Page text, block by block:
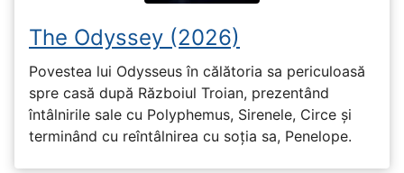
The Odyssey (2026)
Povestea lui Odysseus în călătoria sa periculoasă
spre casă după Războiul Troian, prezentând
întâlnirile sale cu Polyphemus, Sirenele, Circe și
terminând cu reîntâlnirea cu soția sa, Penelope.